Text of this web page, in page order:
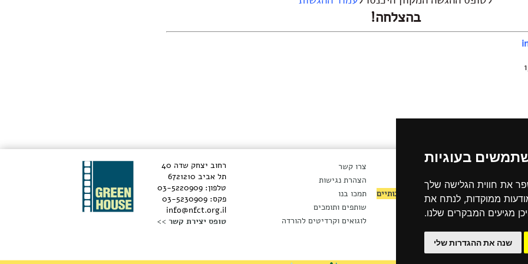
בעוגיות
את חווית הגלישה שלך
ממוקדות, לנתח את
מגיעים המבקרים שלנו.
שנה את ההגדרות שלי
בהצלחה!
ארכיון חדשות
צרו קשר
ארכיון ניוזלטר
הצהרת נגישות
לקטורים ומנהלים אמנותיים
תמכו בנו
תנאי השימוש באתר
שותפים ותומכים
וחוזים
מדיניות הפרטיות לוגואים וקרדיטים להורדה
רחוב יצחק שדה 40
תל אביב 6721210
טלפון: 03-5220909
פקס: 03-5230909
info@nfct.org.il
טופס יצירת קשר >>